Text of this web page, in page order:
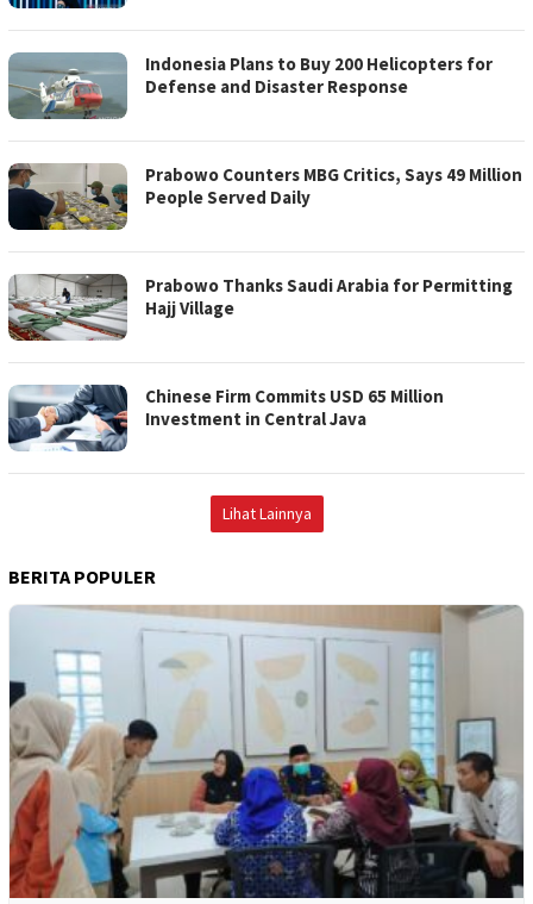
Indonesia Plans to Buy 200 Helicopters for
Defense and Disaster Response
Prabowo Counters MBG Critics, Says 49 Million
People Served Daily
Prabowo Thanks Saudi Arabia for Permitting
Hajj Village
Chinese Firm Commits USD 65 Million
Investment in Central Java
Lihat Lainnya
BERITA POPULER